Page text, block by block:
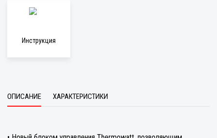
Инструкция
ОПИСАНИЕ ХАРАКТЕРИСТИКИ